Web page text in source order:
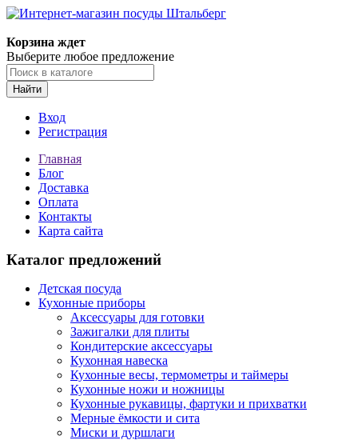
Корзина ждет
Выберите любое предложение
Найти
Вход
Регистрация
Главная
Блог
Доставка
Оплата
Контакты
Карта сайта
Каталог предложений
Детская посуда
Кухонные приборы
Аксессуары для готовки
Зажигалки для плиты
Кондитерские аксессуары
Кухонная навеска
Кухонные весы, термометры и таймеры
Кухонные ножи и ножницы
Кухонные рукавицы, фартуки и прихватки
Мерные ёмкости и сита
Миски и дуршлаги